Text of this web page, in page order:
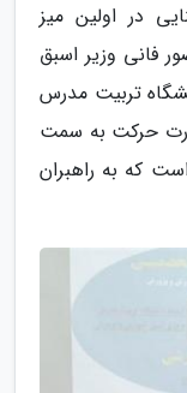
در اولین میز
1400 که با حضور فانی وزیر اسبق
تربیت مدرس
حرکت به سمت
که به راهبران